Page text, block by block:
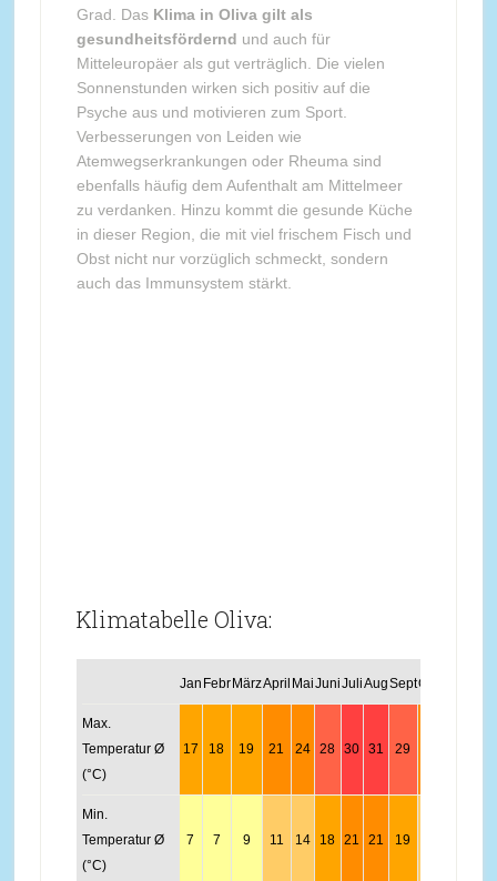
Grad. Das Klima in Oliva gilt als
gesundheitsfördernd und auch für
Mitteleuropäer als gut verträglich. Die vielen
Sonnenstunden wirken sich positiv auf die
Psyche aus und motivieren zum Sport.
Verbesserungen von Leiden wie
Atemwegserkrankungen oder Rheuma sind
ebenfalls häufig dem Aufenthalt am Mittelmeer
zu verdanken. Hinzu kommt die gesunde Küche
in dieser Region, die mit viel frischem Fisch und
Obst nicht nur vorzüglich schmeckt, sondern
auch das Immunsystem stärkt.
Klimatabelle Oliva:
Jan FebrMärzApril MaiJuniJuliAugSeptOkt
Max.
Temperatur Ø
(°C)
17 18 19 21 24 28 30 31 29
Min.
Temperatur Ø
(°C)
7 7 9 11 14 18 21 21 19